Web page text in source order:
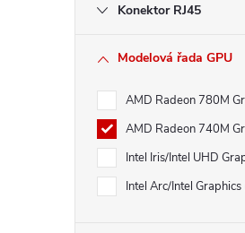
Konektor RJ45
Modelová řada GPU
AMD Radeon 780M
AMD Radeon 740M
Intel Iris/Intel UHD
Intel Arc/Intel Graphics